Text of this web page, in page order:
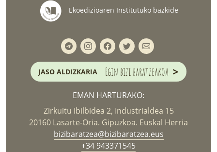
Ekoedizioaren Institutuko bazkide
JASO ALDIZKARIA Egin bizi baratzeakoa >
EMAN HARTURAKO:
Zirkuitu ibilbidea 2, Industrialdea 15
20160 Lasarte-Oria. Gipuzkoa. Euskal Herria
bizibaratzea@bizibaratzea.eus
+34 943371545